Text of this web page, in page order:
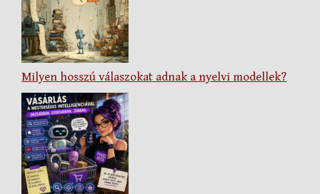
Milyen hosszú válaszokat adnak a nyelvi modellek?